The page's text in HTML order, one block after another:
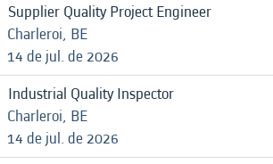
Supplier Quality Project Engineer
Charleroi, BE
14 de jul. de 2026
Industrial Quality Inspector
Charleroi, BE
14 de jul. de 2026